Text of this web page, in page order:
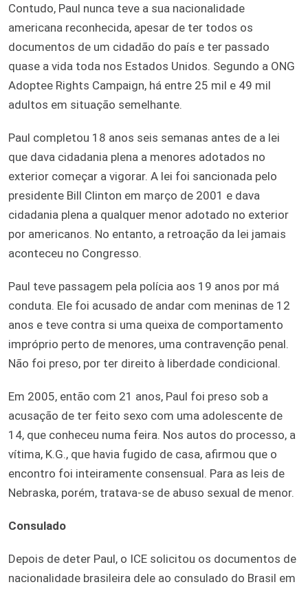
Contudo, Paul nunca teve a sua nacionalidade
americana reconhecida, apesar de ter todos os
documentos de um cidadão do país e ter passado
quase a vida toda nos Estados Unidos. Segundo a ONG
Adoptee Rights Campaign, há entre 25 mil e 49 mil
adultos em situação semelhante.
Paul completou 18 anos seis semanas antes de a lei
que dava cidadania plena a menores adotados no
exterior começar a vigorar. A lei foi sancionada pelo
presidente Bill Clinton em março de 2001 e dava
cidadania plena a qualquer menor adotado no exterior
por americanos. No entanto, a retroação da lei jamais
aconteceu no Congresso.
Paul teve passagem pela polícia aos 19 anos por má
conduta. Ele foi acusado de andar com meninas de 12
anos e teve contra si uma queixa de comportamento
impróprio perto de menores, uma contravenção penal.
Não foi preso, por ter direito à liberdade condicional.
Em 2005, então com 21 anos, Paul foi preso sob a
acusação de ter feito sexo com uma adolescente de
14, que conheceu numa feira. Nos autos do processo, a
vítima, K.G., que havia fugido de casa, afirmou que o
encontro foi inteiramente consensual. Para as leis de
Nebraska, porém, tratava-se de abuso sexual de menor.
Consulado
Depois de deter Paul, o ICE solicitou os documentos de
nacionalidade brasileira dele ao consulado do Brasil em